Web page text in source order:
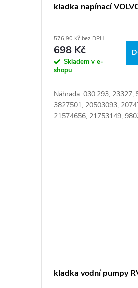
kladka napínací
576,90 Kč bez DPH
698 Kč
Skladem v e-
shopu
Náhrada: 030.293, 23327,
3827501, 20503093,
21574656, 21753149,
532045510, APV1111,
kladka vodní pumpy